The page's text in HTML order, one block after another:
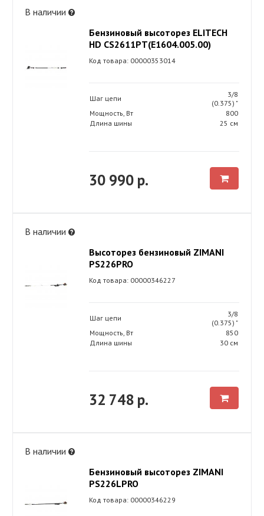
В наличии
Бензиновый высоторез ELITECH
HD CS2611PТ(Е1604.005.00)
Код товара: 00000353014
Шаг цепи
3/8
(0.375) "
Мощность, Вт
800
Длина шины
25 см
30 990 р.
В наличии
Высоторез бензиновый ZIMANI
PS226PRO
Код товара: 00000346227
Шаг цепи
3/8
(0.375) "
Мощность, Вт
850
Длина шины
30 см
32 748 р.
В наличии
Бензиновый высоторез ZIMANI
PS226LPRO
Код товара: 00000346229